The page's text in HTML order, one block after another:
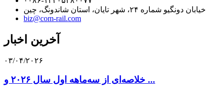
خیابان دونگیو شماره ۲۴، شهر تایان، استان شاندونگ، چین
biz@com-rail.com
آخرین اخبار
۰۳/۰۴/۲۰۲۶
خلاصه‌ای از سه‌ماهه اول سال ۲۰۲۶ و ...